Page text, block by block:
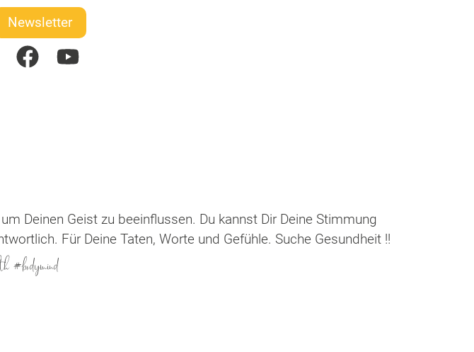
Newsletter
Deinen Geist zu beeinflussen. Du kannst Dir Deine Stimmung
Für Deine Taten, Worte und Gefühle. Suche Gesundheit !!
#bodymind